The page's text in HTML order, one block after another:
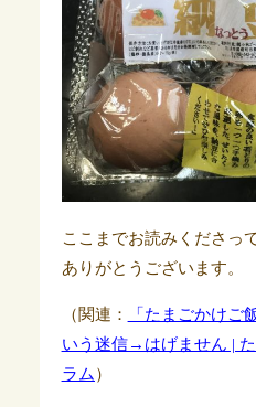
ここまでお読みくださっ
ありがとうございます。
（関連：
「たまごかけご
いう迷信→はげません |
ラム ）